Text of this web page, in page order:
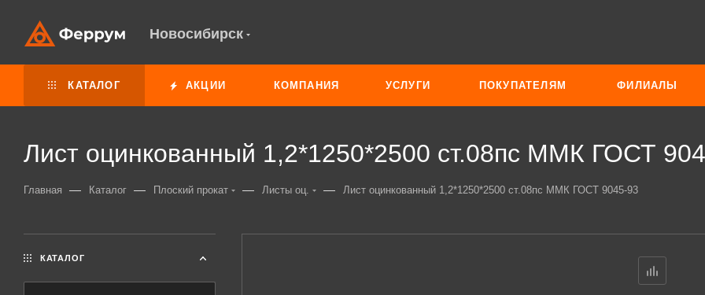
Новосибирск
КАТАЛОГ АКЦИИ КОМПАНИЯ УСЛУГИ ПОКУПАТЕЛЯМ ФИЛИАЛЫ
Лист оцинкованный 1,2*1250*2500 ст.08пс ММК ГОСТ
Главная — Каталог — Плоский прокат — Листы оц. — Лист оцинкованный 1,2*1250*2500 ст.08пс ММК ГОСТ 9045-93
КАТАЛОГ